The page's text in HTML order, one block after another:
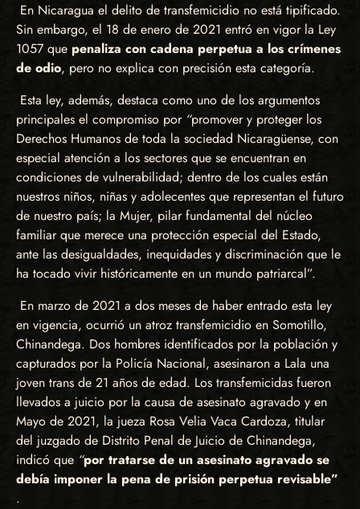
En Nicaragua el delito de transfemicidio no está tipificado.
Sin embargo, el 18 de enero de 2021 entró en vigor la Ley
1057 que penaliza con cadena perpetua a los crímenes
de odio, pero no explica con precisión esta categoría.
Esta ley, además, destaca como uno de los argumentos
principales el compromiso por “promover y proteger los
Derechos Humanos de toda la sociedad Nicaragüense, con
especial atención a los sectores que se encuentran en
condiciones de vulnerabilidad; dentro de los cuales están
nuestros niños, niñas y adolecentes que representan el futuro
de nuestro país; la Mujer, pilar fundamental del núcleo
familiar que merece una protección especial del Estado,
ante las desigualdades, inequidades y discriminación que le
ha tocado vivir históricamente en un mundo patriarcal”.
En marzo de 2021 a dos meses de haber entrado esta ley
en vigencia, ocurrió un atroz transfemicidio en Somotillo,
Chinandega. Dos hombres identificados por la población y
capturados por la Policía Nacional, asesinaron a Lala una
joven trans de 21 años de edad. Los transfemicidas fueron
llevados a juicio por la causa de asesinato agravado y en
Mayo de 2021, la jueza Rosa Velia Vaca Cardoza, titular
del juzgado de Distrito Penal de Juicio de Chinandega,
indicó que “por tratarse de un asesinato agravado se
debía imponer la pena de prisión perpetua revisable”
.